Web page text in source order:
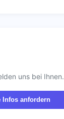
uns bei Ihnen.
Infos anfordern